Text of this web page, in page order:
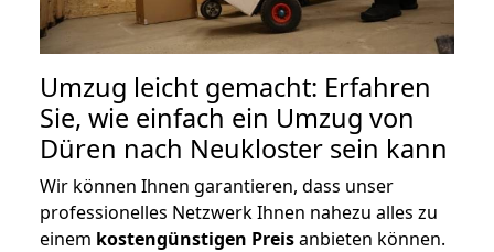
Umzug leicht gemacht: Erfahren
Sie, wie einfach ein Umzug von
Düren nach Neukloster sein kann
Wir können Ihnen garantieren, dass unser
professionelles Netzwerk Ihnen nahezu alles zu
einem kostengünstigen Preisanbieten können.